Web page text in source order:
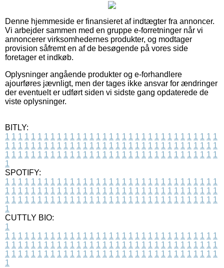
Denne hjemmeside er finansieret af indtægter fra annoncer.
Vi arbejder sammen med en gruppe e-forretninger når vi
annoncerer virksomhedernes produkter, og modtager
provision såfremt en af de besøgende på vores side
foretager et indkøb.
Oplysninger angående produkter og e-forhandlere
ajourføres jævnligt, men der tages ikke ansvar for ændringer
der eventuelt er udført siden vi sidste gang opdaterede de
viste oplysninger.
BITLY:
1 1 1 1 1 1 1 1 1 1 1 1 1 1 1 1 1 1 1 1 1 1 1 1 1 1 1 1 1 1 1 1 1
1 1 1 1 1 1 1 1 1 1 1 1 1 1 1 1 1 1 1 1 1 1 1 1 1 1 1 1 1 1 1 1 1
1 1 1 1 1 1 1 1 1 1 1 1 1 1 1 1 1 1 1 1 1 1 1 1 1 1 1 1 1 1 1 1 1
1
SPOTIFY:
1 1 1 1 1 1 1 1 1 1 1 1 1 1 1 1 1 1 1 1 1 1 1 1 1 1 1 1 1 1 1 1 1
1 1 1 1 1 1 1 1 1 1 1 1 1 1 1 1 1 1 1 1 1 1 1 1 1 1 1 1 1 1 1 1 1
1 1 1 1 1 1 1 1 1 1 1 1 1 1 1 1 1 1 1 1 1 1 1 1 1 1 1 1 1 1 1 1 1
1
CUTTLY BIO:
1
1 1 1 1 1 1 1 1 1 1 1 1 1 1 1 1 1 1 1 1 1 1 1 1 1 1 1 1 1 1 1 1 1
1 1 1 1 1 1 1 1 1 1 1 1 1 1 1 1 1 1 1 1 1 1 1 1 1 1 1 1 1 1 1 1 1
1 1 1 1 1 1 1 1 1 1 1 1 1 1 1 1 1 1 1 1 1 1 1 1 1 1 1 1 1 1 1 1 1
1